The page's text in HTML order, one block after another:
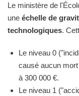
Le ministère de
une échelle de
technologiques.
Le niveau 0
causé aucun
à 300 000 €.
Le niveau 1